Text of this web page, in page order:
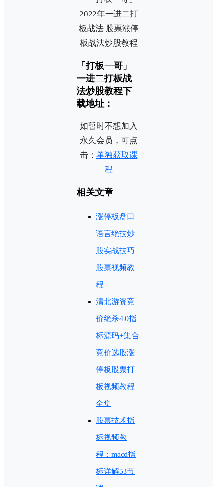
「打板一哥」
一进二打板战
法炒股教程下
载地址：
如暂时不想加入
永久会员，可点
击： 单独获取课
程
相关文章
涨停板盘口
语言绝技炒
股实战技巧
股票视频教
程
清北游资竞
价绝杀4.0指
标源码+集合
竞价选股涨
停板股票打
板视频教程
全集
股票技术指
标视频教
程：macd指
标详解53节